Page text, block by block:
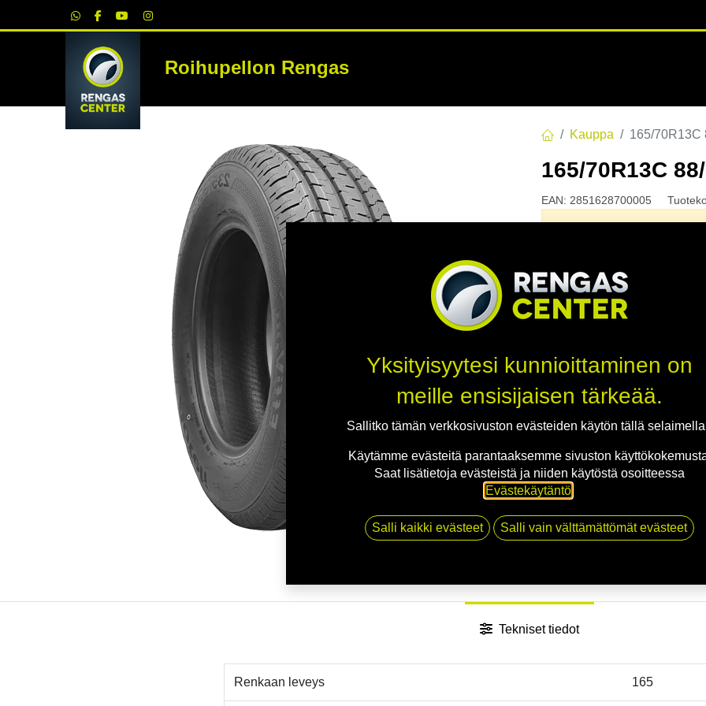
Roihupellon RengasRENKAAT
Kauppa 165/70R13C
165/70R13C
EAN: 2851628700005
Jaa
Toimitusehdot
Tekniset tiedot
Renkaan leveys 165
Yksityisyytesi kunnioittaminen on
meille ensisijaisen tärkeää.
Sallitko tämän verkkosivuston evästeiden käytön tällä
Käytämme evästeitä parantaaksemme sivuston
Saat lisätietoja evästeistä ja niiden käytöstä osoitteessa
Evästekäytäntö.
Salli kaikki evästeet Salli vain välttämättömät evästeet